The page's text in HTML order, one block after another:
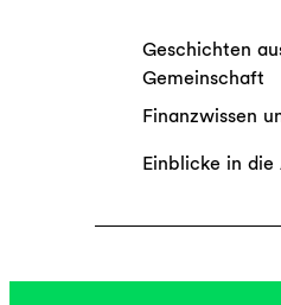
Geschichten
Gemeinschaft
Finanzwissen
Einblicke in